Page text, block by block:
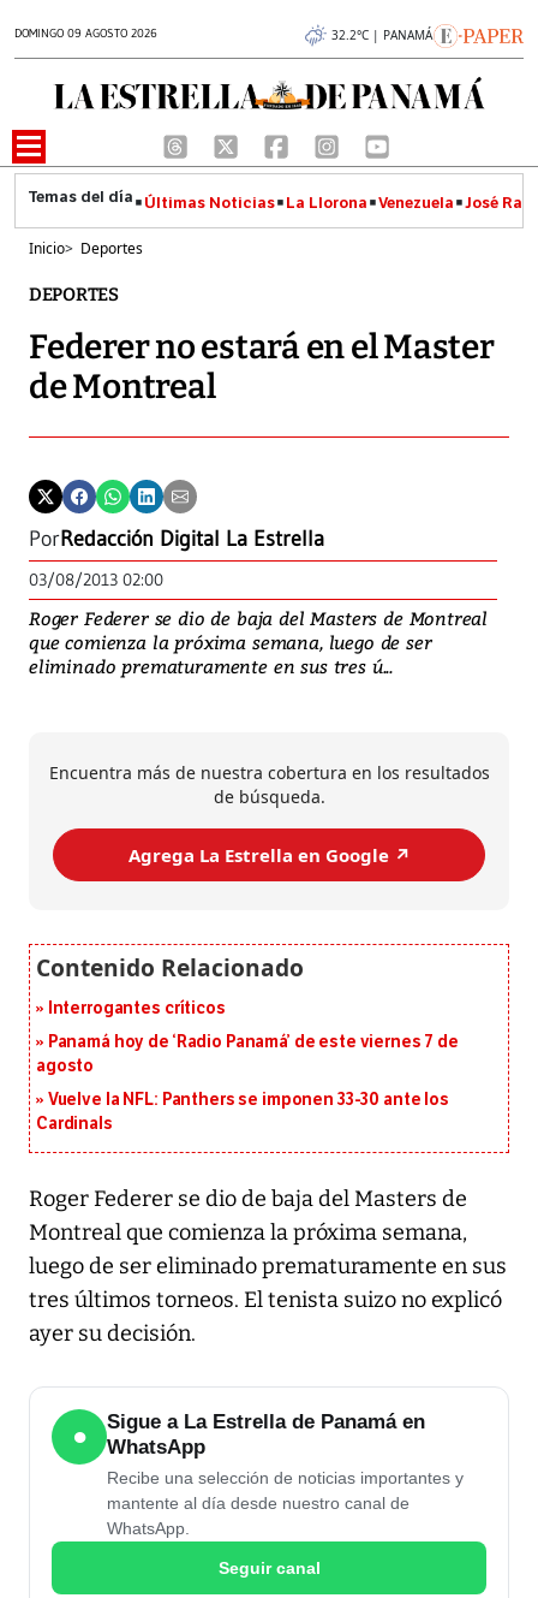
DOMINGO 09 AGOSTO 2026 32.2°C | PANAMÁ
Últimas Noticias La Llorona Venezuela José
Inicio> Deportes
DEPORTES
Federer no estará en el Master
de Montreal
PorRedacción Digital La Estrella
03/08/2013 02:00
Roger Federer se dio de baja del Masters de Montreal
que comienza la próxima semana, luego de ser
eliminado prematuramente en sus tres ú...
Encuentra más de nuestra cobertura en los resultados
de búsqueda.
Agrega La Estrella en Google ↗️
Interrogantes críticos
Panamá hoy de ‘Radio Panamá’ de este viernes 7 de
agosto
Vuelve la NFL: Panthers se imponen 33-30 ante los
Cardinals
Roger Federer se dio de baja del Masters de
Montreal que comienza la próxima semana,
luego de ser eliminado prematuramente en sus
tres últimos torneos. El tenista suizo no explicó
ayer su decisión.
●
Sigue a La Estrella de Panamá en
WhatsApp
Recibe una selección de noticias importantes y
mantente al día desde nuestro canal de
WhatsApp.
Seguir canal